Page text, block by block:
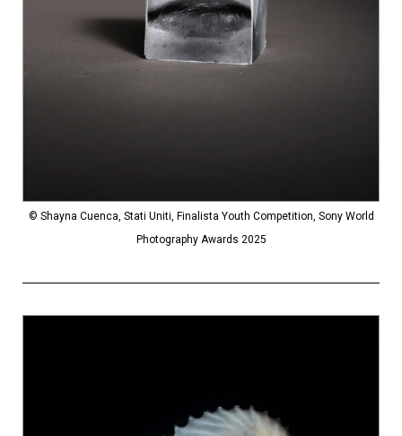
© Shayna Cuenca, Stati Uniti, Finalista Youth Competition, Sony World
Photography Awards 2025